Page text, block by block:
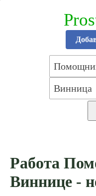
Работа
Виннице -